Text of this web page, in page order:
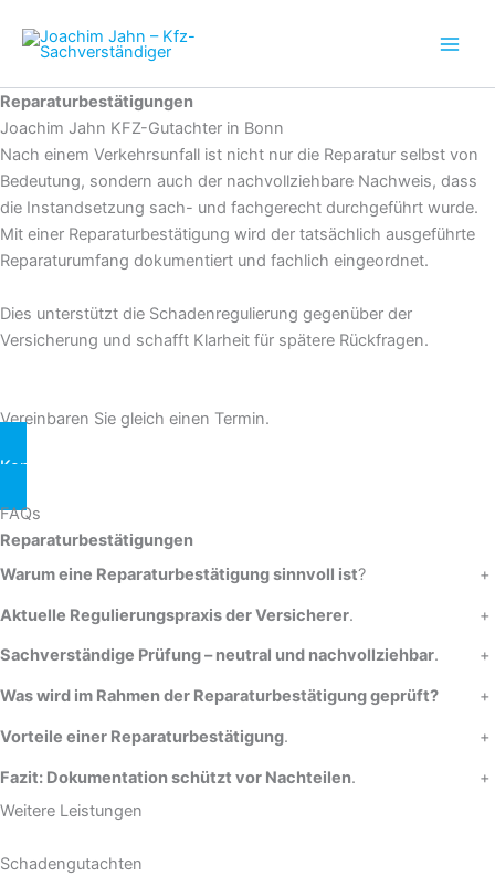
Inhalt
springen
Reparaturbestätigungen
Joachim Jahn KFZ-Gutachter in Bonn
Nach einem Verkehrsunfall ist nicht nur die Reparatur selbst von
Bedeutung, sondern auch der nachvollziehbare Nachweis, dass
die Instandsetzung sach- und fachgerecht durchgeführt wurde.
Mit einer Reparaturbestätigung wird der tatsächlich ausgeführte
Reparaturumfang dokumentiert und fachlich eingeordnet.
Dies unterstützt die Schadenregulierung gegenüber der
Versicherung und schafft Klarheit für spätere Rückfragen.
Vereinbaren Sie gleich einen Termin.
Kontakt aufnehmen
FAQs
Reparaturbestätigungen
Warum eine Reparaturbestätigung sinnvoll ist? +
Aktuelle Regulierungspraxis der Versicherer. +
Sachverständige Prüfung – neutral und nachvollziehbar. +
Was wird im Rahmen der Reparaturbestätigung geprüft? +
Vorteile einer Reparaturbestätigung. +
Fazit: Dokumentation schützt vor Nachteilen.
+
Weitere Leistungen
Schadengutachten